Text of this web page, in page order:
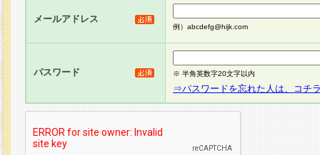
メールアドレス
例）abcdefg@hijk.com
パスワード ※ 半角英数字20文字以内
⇒パスワードを忘れた人は、コチ